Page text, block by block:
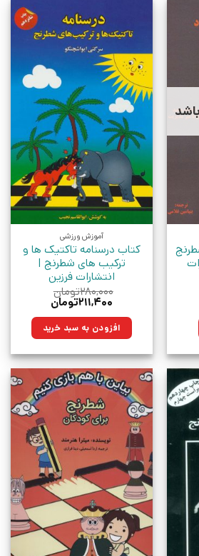
آموزش ورزشی
کتاب درسنامه تاکتیک ها و
ترکیب های شطرنج |
انتشارات فرزین
۲۸۰,۰۰۰تومان
قیمت
۲۸۰,۰۰۰تومان
بود.
۲۱۱,۴۰۰تومان
۲۱۱,۴۰۰تومان.افزودن به سبد خرید